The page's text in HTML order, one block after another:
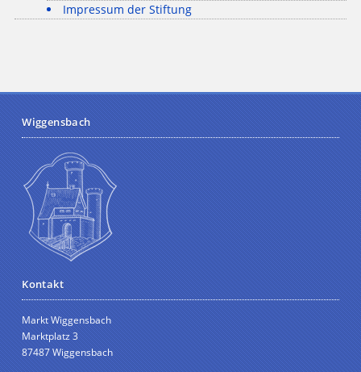
Impressum der Stiftung
Wiggensbach
Kontakt
Markt Wiggensbach
Marktplatz 3
87487 Wiggensbach